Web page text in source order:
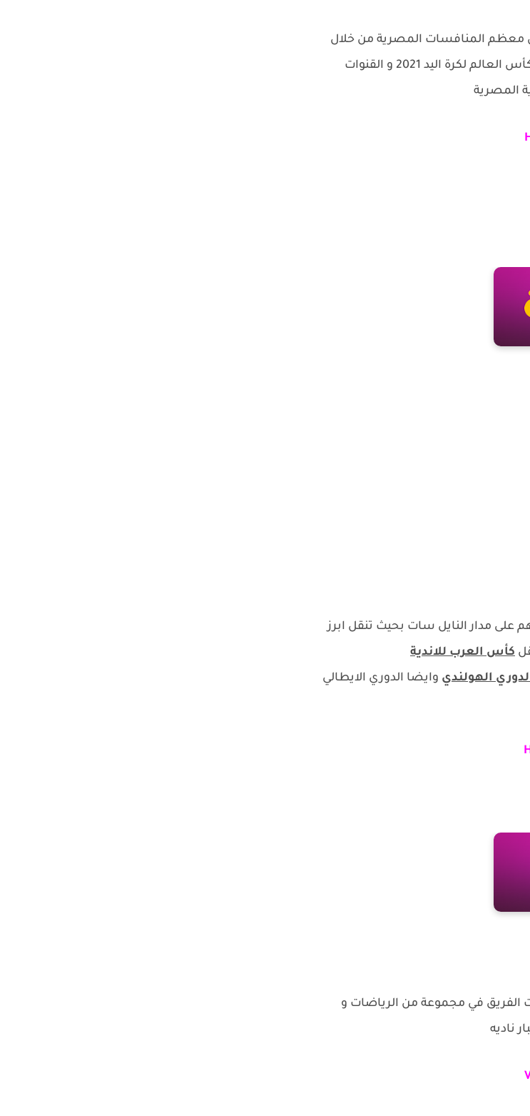
معظم المنافسات المصرية من خلال
الدوري المصري و الكاس المصرية وسبق للقنوات ان نقلت منافسات كأس العالم لكرة اليد 2021 و القنوات
المصرية
على مدار النايل سات بحيث تنقل ابرز
كأس العرب للاندية
الهولندي وايضا الدوري الايطالي
الفريق في مجموعة من الرياضات و
ناديه